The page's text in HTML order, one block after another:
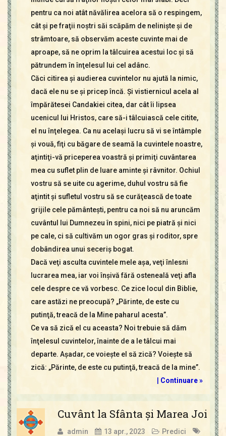
pentru ca noi atât năvălirea acelora să o respingem,
cât şi pe fraţii noştri săi scăpăm de nelinişte şi de
strâmtoare, să observăm aceste cuvinte mai de
aproape, să ne oprim la tâlcuirea acestui loc şi să
pătrundem în înţelesul lui cel adânc.
Căci citirea şi audierea cuvintelor nu ajută la nimic,
dacă ele nu se şi pricep încă. Şi vistiernicul acela al
împărătesei Candakiei citea, dar cât îi lipsea
ucenicul lui Hristos, care să-i tâlcuiască cele citite,
el nu înţelegea. Ca nu acelaşi lucru să vi se întâmple
şi vouă, fiţi cu băgare de seamă la cuvintele noastre,
aţintiţi-vă priceperea voastră şi primiţi cuvântarea
mea cu suflet plin de luare aminte şi râvnitor. Ochiul
vostru să se uite cu agerime, duhul vostru să fie
aţintit şi sufletul vostru să se curăţească de toate
grijile cele pământeşti, pentru ca noi să nu aruncăm
cuvântul lui Dumnezeu în spini, nici pe piatră şi nici
pe cale, ci să cultivăm un ogor gras şi roditor, spre
dobândirea unui seceriş bogat.
Dacă veţi asculta cuvintele mele aşa, veţi înlesni
lucrarea mea, iar voi înşivă fără osteneală veţi afla
cele despre ce vă vorbesc. Ce zice locul din Biblie,
care astăzi ne preocupă? „Părinte, de este cu
putinţă, treacă de la Mine paharul acesta”.
Ce va să zică el cu aceasta? Noi trebuie să dăm
înţelesul cuvintelor, înainte de a le tâlcui mai
departe. Aşadar, ce voieşte el să zică? Voieşte să
zică: „Părinte, de este cu putinţă, treacă de la mine”.
| Continuare »
Cuvânt la Sfânta şi Marea Joi
admin 13 apr., 2023 Predici